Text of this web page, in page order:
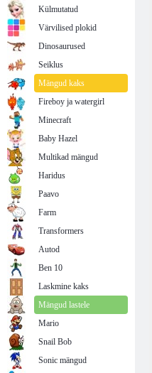
Külmutatud
Värvilised plokid
Dinosaurused
Seiklus
Mängud kaks
Fireboy ja watergirl
Minecraft
Baby Hazel
Multikad mängud
Haridus
Paavo
Farm
Transformers
Autod
Ben 10
Laskmine kaks
Mängud lastele
Mario
Snail Bob
Sonic mängud